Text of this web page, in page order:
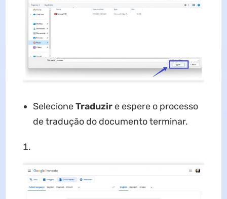
SelecioneTraduzire espere o processo
de tradução do documento terminar.